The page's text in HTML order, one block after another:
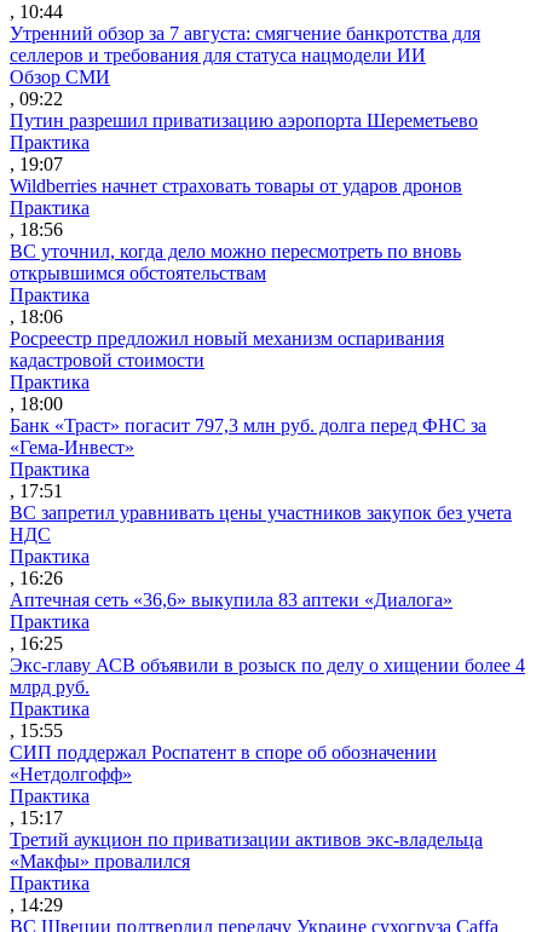
, 10:44
Утренний обзор за 7 августа: смягчение банкротства для
селлеров и требования для статуса нацмодели ИИ
Обзор СМИ
, 09:22
Путин разрешил приватизацию аэропорта Шереметьево
Практика
, 19:07
Wildberries начнет страховать товары от ударов дронов
Практика
, 18:56
ВС уточнил, когда дело можно пересмотреть по вновь
открывшимся обстоятельствам
Практика
, 18:06
Росреестр предложил новый механизм оспаривания
кадастровой стоимости
Практика
, 18:00
Банк «Траст» погасит 797,3 млн руб. долга перед ФНС за
«Гема-Инвест»
Практика
, 17:51
ВС запретил уравнивать цены участников закупок без учета
НДС
Практика
, 16:26
Аптечная сеть «36,6» выкупила 83 аптеки «Диалога»
Практика
, 16:25
Экс-главу АСВ объявили в розыск по делу о хищении более 4
млрд руб.
Практика
, 15:55
СИП поддержал Роспатент в споре об обозначении
«Нетдолгофф»
Практика
, 15:17
Третий аукцион по приватизации активов экс-владельца
«Макфы» провалился
Практика
, 14:29
ВС Швеции подтвердил передачу Украине сухогруза Caffa